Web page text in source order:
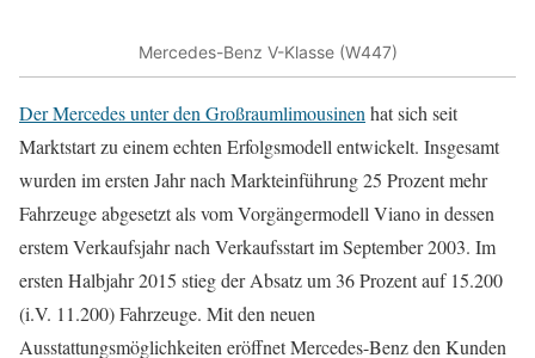
Mercedes-Benz V-Klasse (W447)
Der Mercedes unter den Großraumlimousinenhat sich seit
Marktstart zu einem echten Erfolgsmodell entwickelt. Insgesamt
wurden im ersten Jahr nach Markteinführung 25 Prozent mehr
Fahrzeuge abgesetzt als vom Vorgängermodell Viano in dessen
erstem Verkaufsjahr nach Verkaufsstart im September 2003. Im
ersten Halbjahr 2015 stieg der Absatz um 36 Prozent auf 15.200
(i.V. 11.200) Fahrzeuge. Mit den neuen
Ausstattungsmöglichkeiten eröffnet Mercedes-Benz den Kunden